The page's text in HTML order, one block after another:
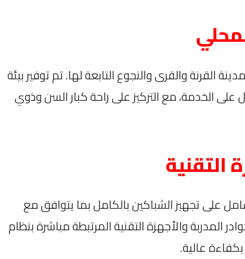
القرنة والقرى والنجوع التابعة لها. تم توفير بيئة
الخدمة، مع التركيز على راحة كبار السن وذوي
التقنية
على تجهيز الشباكين بالكامل بما يتوافق مع
المدربة والأجهزة التقنية المرتبطة مباشرة بنظام
عالية.